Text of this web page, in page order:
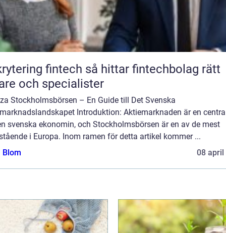
fintech så hittar fintechbolag rätt
och specialister
Stockholmsbörsen – En Guide till Det Svenska
Introduktion: Aktiemarknaden är en
svenska ekonomin, och Stockholmsbörsen är en av de mest
i Europa. Inom ramen för detta artikel kommer ...
Blom
08 april